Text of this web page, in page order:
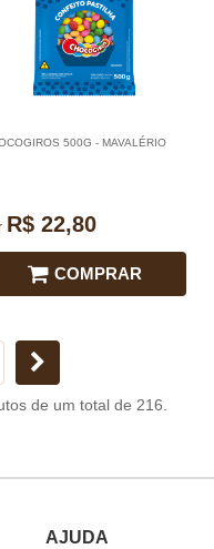
500G - MAVALÉRIO
R$ 22,80
COMPRAR
de um total de 216.
AJUDA